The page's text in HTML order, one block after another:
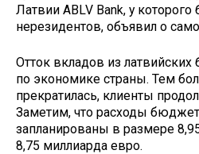
Латвии ABLV Bank, у
нерезидентов, объявил о
Отток вкладов из латвийских
по экономике страны. Тем
прекратилась, клиенты
Заметим, что расходы
запланированы в размере
8,75 миллиарда евро.